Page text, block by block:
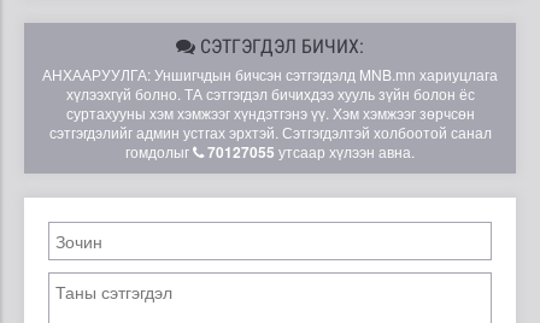
СЭТГЭГДЭЛ БИЧИХ:
АНХААРУУЛГА: Уншигчдын бичсэн сэтгэгдэлд MNB.mn хариуцлага
хүлээхгүй болно. ТА сэтгэгдэл бичихдээ хууль зүйн болон ёс
суртахууны хэм хэмжээг хүндэтгэнэ үү. Хэм хэмжээг зөрчсөн
сэтгэгдэлийг админ устгах эрхтэй. Сэтгэгдэлтэй холбоотой санал
гомдолыг
70127055 утсаар хүлээн авна.